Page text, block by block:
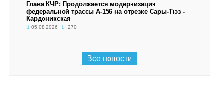
Глава КЧР: Продолжается модернизация
федеральной трассы А-156 на отрезке Сары-Тюз -
Кардоникская
05.08.2026 270
Все новости